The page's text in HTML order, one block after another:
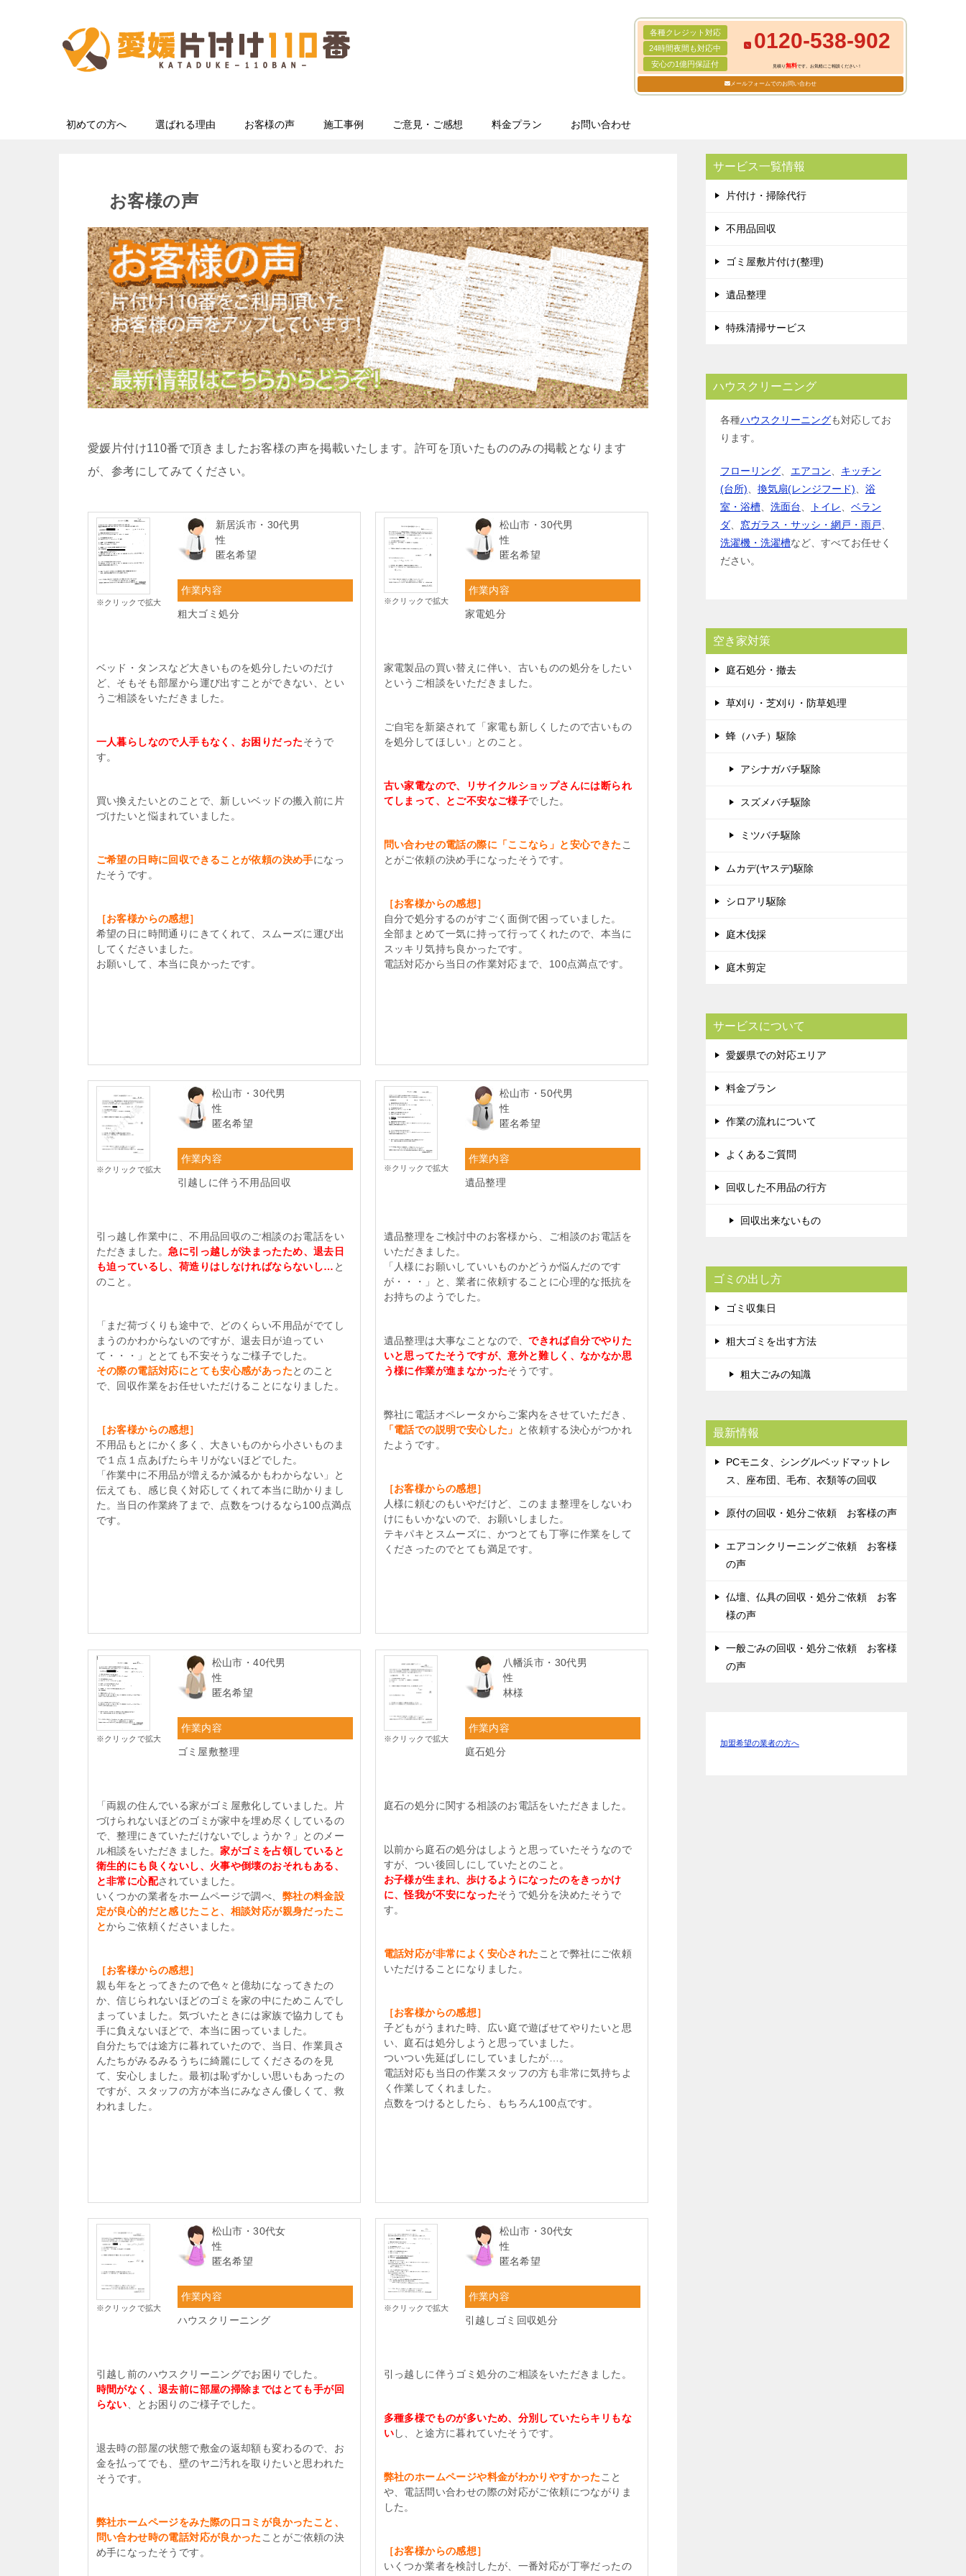
各種クレジット対応
24時間夜間も対応中
安心の1億円保証付
0120-538-902
見積り無料です。お気軽にご相談ください！
メールフォームでのお問い合わせ
初めての方へ 選ばれる理由 お客様の声 施工事例 ご意見・ご感想 料金プラン お問い合わせ
お客様の声
愛媛片付け110番で頂きましたお客様の声を掲載いたします。許可を頂いたもののみの掲載となります
が、参考にしてみてください。
※クリックで拡大
新居浜市・30代男
性
匿名希望
作業内容
粗大ゴミ処分
ベッド・タンスなど大きいものを処分したいのだけ
ど、そもそも部屋から運び出すことができない、とい
うご相談をいただきました。
一人暮らしなので人手もなく、お困りだったそうで
す。
買い換えたいとのことで、新しいベッドの搬入前に片
づけたいと悩まれていました。
ご希望の日時に回収できることが依頼の決め手になっ
たそうです。
［お客様からの感想］
希望の日に時間通りにきてくれて、スムーズに運び出
してくださいました。
お願いして、本当に良かったです。
※クリックで拡大
松山市・30代男
性
匿名希望
作業内容
家電処分
家電製品の買い替えに伴い、古いものの処分をしたい
というご相談をいただきました。
ご自宅を新築されて「家電も新しくしたので古いもの
を処分してほしい」とのこと。
古い家電なので、リサイクルショップさんには断られ
てしまって、とご不安なご様子でした。
問い合わせの電話の際に「ここなら」と安心できた こ
とがご依頼の決め手になったそうです。
［お客様からの感想］
自分で処分するのがすごく面倒で困っていました。
全部まとめて一気に持って行ってくれたので、本当に
スッキリ気持ち良かったです。
電話対応から当日の作業対応まで、100点満点です。
※クリックで拡大
松山市・30代男
性
匿名希望
作業内容
引越しに伴う不用品回収
引っ越し作業中に、不用品回収のご相談のお電話をい
ただきました。急に引っ越しが決まったため、退去日
も迫っているし、荷造りはしなければならないし… と
のこと。
「まだ荷づくりも途中で、どのくらい不用品がでてし
まうのかわからないのですが、退去日が迫ってい
て・・・」ととても不安そうなご様子でした。
その際の電話対応にとても安心感があったとのこと
で、回収作業をお任せいただけることになりました。
［お客様からの感想］
不用品もとにかく多く、大きいものから小さいものま
で１点１点あげたらキリがないほどでした。
「作業中に不用品が増えるか減るかもわからない」と
伝えても、感じ良く対応してくれて本当に助かりまし
た。当日の作業終了まで、点数をつけるなら100点満点
です。
※クリックで拡大
松山市・50代男
性
匿名希望
作業内容
遺品整理
遺品整理をご検討中のお客様から、ご相談のお電話を
いただきました。
「人様にお願いしていいものかどうか悩んだのです
が・・・」と、業者に依頼することに心理的な抵抗を
お持ちのようでした。
遺品整理は大事なことなので、できれば自分でやりた
いと思ってたそうですが、意外と難しく、なかなか思
う様に作業が進まなかったそうです。
弊社に電話オペレータからご案内をさせていただき、
「電話での説明で安心した」
と依頼する決心がつかれ
たようです。
［お客様からの感想］
人様に頼むのもいやだけど、このまま整理をしないわ
けにもいかないので、お願いしました。
テキパキとスムーズに、かつとても丁寧に作業をして
くださったのでとても満足です。
※クリックで拡大
松山市・40代男
性
匿名希望
作業内容
ゴミ屋敷整理
「両親の住んでいる家がゴミ屋敷化していました。片
づけられないほどのゴミが家中を埋め尽くしているの
で、整理にきていただけないでしょうか？」とのメー
ル相談をいただきました。家がゴミを占領していると
衛生的にも良くないし、火事や倒壊のおそれもある、
と非常に心配されていました。
いくつかの業者をホームページで調べ、 弊社の料金設
定が良心的だと感じたこと、相談対応が親身だったこ
とからご依頼くださいました。
［お客様からの感想］
親も年をとってきたので色々と億劫になってきたの
か、信じられないほどのゴミを家の中にためこんでし
まっていました。気づいたときには家族で協力しても
手に負えないほどで、本当に困っていました。
自分たちでは途方に暮れていたので、当日、作業員さ
んたちがみるみるうちに綺麗にしてくださるのを見
て、安心しました。最初は恥ずかしい思いもあったの
ですが、スタッフの方が本当にみなさん優しくて、救
われました。
※クリックで拡大
八幡浜市・30代男
性
林様
作業内容
庭石処分
庭石の処分に関する相談のお電話をいただきました。
以前から庭石の処分はしようと思っていたそうなので
すが、つい後回しにしていたとのこと。
お子様が生まれ、歩けるようになったのをきっかけ
に、怪我が不安になったそうで処分を決めたそうで
す。
電話対応が非常によく安心された ことで弊社にご依頼
いただけることになりました。
［お客様からの感想］
子どもがうまれた時、広い庭で遊ばせてやりたいと思
い、庭石は処分しようと思っていました。
ついつい先延ばしにしていましたが…。
電話対応も当日の作業スタッフの方も非常に気持ちよ
く作業してくれました。
点数をつけるとしたら、もちろん100点です。
※クリックで拡大
松山市・30代女
性
匿名希望
作業内容
ハウスクリーニング
引越し前のハウスクリーニングでお困りでした。
時間がなく、退去前に部屋の掃除まではとても手が回
らない、とお困りのご様子でした。
退去時の部屋の状態で敷金の返却額も変わるので、お
金を払ってでも、壁のヤニ汚れを取りたいと思われた
そうです。
弊社ホームページをみた際の口コミが良かったこと、
問い合わせ時の電話対応が良かったことがご依頼の決
め手になったそうです。
※クリックで拡大
松山市・30代女
性
匿名希望
作業内容
引越しゴミ回収処分
引っ越しに伴うゴミ処分のご相談をいただきました。
多種多様でものが多いため、分別していたらキリもな
いし、と途方に暮れていたそうです。
弊社のホームページや料金がわかりやすかったこと
や、電話問い合わせの際の対応がご依頼につながりま
した。
［お客様からの感想］
いくつか業者を検討したが、一番対応が丁寧だったの
サービス一覧情報
片付け・掃除代行
不用品回収
ゴミ屋敷片付け(整理)
遺品整理
特殊清掃サービス
ハウスクリーニング
各種ハウスクリーニングも対応してお
ります。
フローリング エアコン
キッチン
(台所)
換気扇(レンジフード)
浴
室・浴槽
洗面台 トイレ
ベラン
ダ
窓ガラス・サッシ・網戸・雨戸
洗濯機・洗濯槽など、すべてお任せく
ださい。
空き家対策
庭石処分・撤去
草刈り・芝刈り・防草処理
蜂（ハチ）駆除
アシナガバチ駆除
スズメバチ駆除
ミツバチ駆除
ムカデ(ヤスデ)駆除
シロアリ駆除
庭木伐採
庭木剪定
サービスについて
愛媛県での対応エリア
料金プラン
作業の流れについて
よくあるご質問
回収した不用品の行方
回収出来ないもの
ゴミの出し方
ゴミ収集日
粗大ゴミを出す方法
粗大ごみの知識
最新情報
PCモニタ、シングルベッドマットレ
ス、座布団、毛布、衣類等の回収
原付の回収・処分ご依頼 お客様の声
エアコンクリーニングご依頼 お客様
の声
仏壇、仏具の回収・処分ご依頼 お客
様の声
一般ごみの回収・処分ご依頼 お客様
の声
加盟希望の業者の方へ